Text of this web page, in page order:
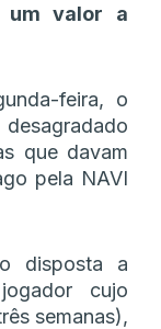
um valor a
feira, o
que davam
pela NAVI
disposta a
cujo
semanas),